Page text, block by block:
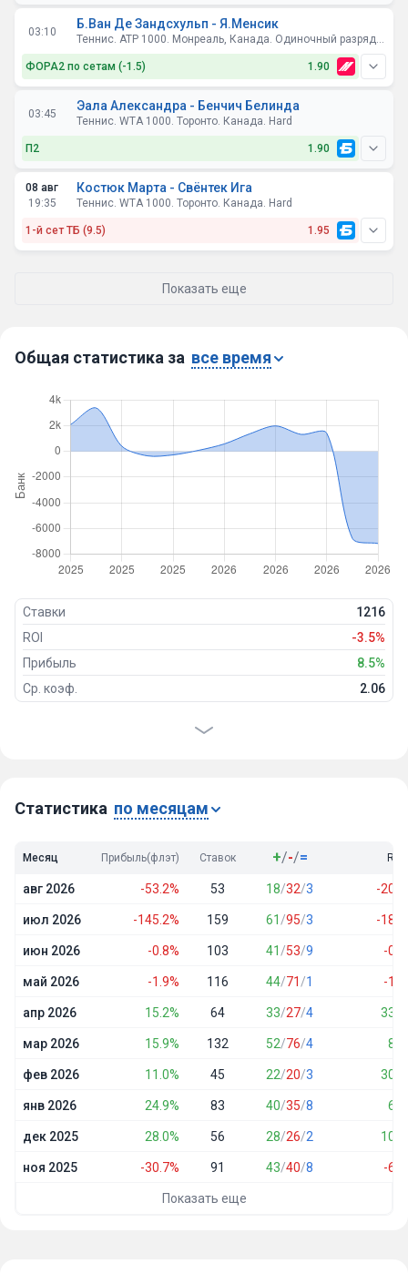
03:10
Б.Ван Де Зандсхульп - Я.Менсик
Теннис. ATP 1000. Монреаль, Канада. Одиночный разряд. 1/8 финала
ФОРА2 по сетам (-1.5) 1.90
03:45
Эала Александра - Бенчич Белинда
Теннис. WTA 1000. Торонто. Канада. Hard
П2 1.90
08 авг
19:35
Костюк Марта - Свёнтек Ига
Теннис. WTA 1000. Торонто. Канада. Hard
1-й сет ТБ (9.5) 1.95
Показать еще
Общая статистика за все время
Ставки
1216
ROI
-3.5%
Прибыль
8.5%
Ср. коэф.
2.06
Проигрыши
Статистика по месяцам
Месяц Прибыль(флэт) Ставок +/-/= ROI
авг 2026 -53.2% 53 18/32/3 -20.1
июл 2026 -145.2% 159 61 /95/3 -18.3
июн 2026 -0.8% 103 41 /53/9 -0.3
май 2026 -1.9% 116 44/71 /1 -1.5
апр 2026 15.2% 64 33/27/4 33.8
мар 2026 15.9% 132 52/76/4 8.4
фев 2026 11.0% 45 22/20/3 30.2
янв 2026 24.9% 83 40/35/8 6.0
дек 2025 28.0% 56 28/26/2 10.0
ноя 2025 -30.7% 91 43/40/8 -6.8
Показать еще